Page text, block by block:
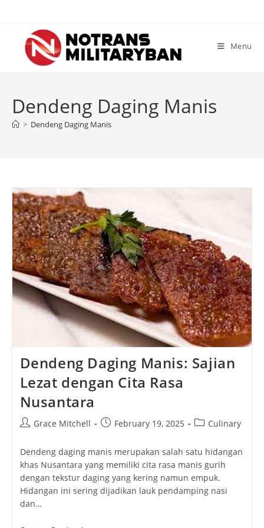
content
Menu
Dendeng Daging Manis
> Dendeng Daging Manis
Dendeng Daging Manis: Sajian
Lezat dengan Cita Rasa
Nusantara
PostGrace Mitchell
PostFebruary 19, 2025
PostCulinary
Dendeng daging manis merupakan salah satu hidangan
khas Nusantara yang memiliki cita rasa manis gurih
dengan tekstur daging yang kering namun empuk.
Hidangan ini sering dijadikan lauk pendamping nasi
dan…